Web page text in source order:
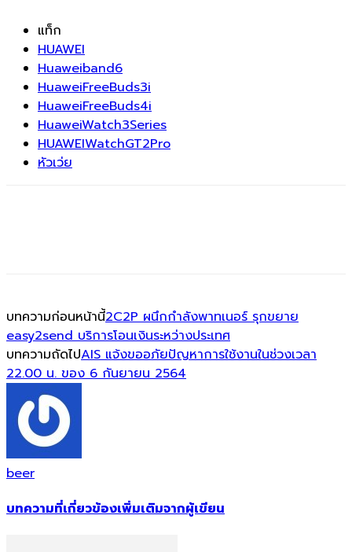
แท็ก
HUAWEI
Huaweiband6
HuaweiFreeBuds3i
HuaweiFreeBuds4i
HuaweiWatch3Series
HUAWEIWatchGT2Pro
หัวเว่ย
บทความก่อนหน้านี้2C2P ผนึกกำลังพาทเนอร์ รุกขยาย
easy2send บริการโอนเงินระหว่างประเทศ
บทความถัดไปAIS แจ้งขออภัยปัญหาการใช้งานในช่วงเวลา
22.00 น. ของ 6 กันยายน 2564
beer
บทความที่เกี่ยวข้องเพิ่มเติมจากผู้เขียน